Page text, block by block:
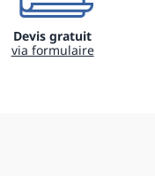
Devis gratuit
via formulaire